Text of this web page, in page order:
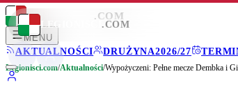
LEGIONISCI .COM
MENU
AKTUALNOŚCI
DRUŻYNA2026/27
LEGIONISCI .COM
Legionisci.com/Aktualności/Wypożyczeni: Pełne mecze Dembka i